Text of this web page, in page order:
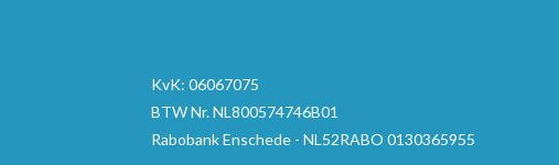
KvK: 06067075
BTW Nr. NL800574746B01
Rabobank Enschede - NL52RABO 0130365955